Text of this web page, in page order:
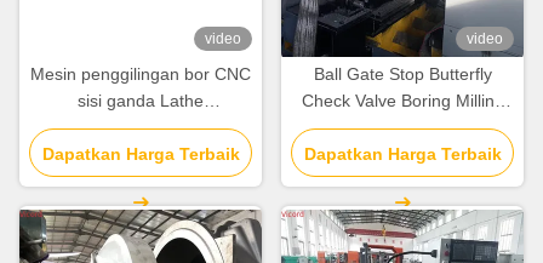
video
Mesin penggilingan bor CNC
sisi ganda Lathe
sepenuhnya cerdas otomatis
Dapatkan Harga Terbaik
video
Ball Gate Stop Butterfly
Check Valve Boring Milling
And Turning Machine Lathe
50 R/Min
Dapatkan Harga Terbaik